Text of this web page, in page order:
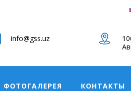
info@gss.uz
ФОТОГАЛЕРЕЯ КОНТАКТЫ